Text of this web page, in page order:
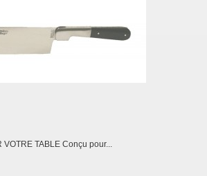
TABLE Conçu pour...